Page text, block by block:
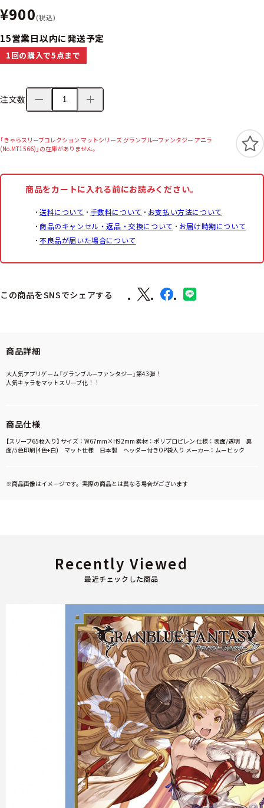
¥900(税込)
15営業日以内に発送予定
1回の購入で5点まで
注文数
「きゃらスリーブコレクション マットシリーズ グランブルーファンタジー アニラ
(No.MT1566)」の在庫がありません。
商品をカートに入れる前にお読みください。
送料について 手数料について
お支払い方法について
商品のキャンセル・返品・交換について
お届け時期について
不良品が届いた場合について
この商品をSNSでシェアする
商品詳細
大人気アプリゲーム『グランブルーファンタジー』第43弾！
人気キャラをマットスリーブ化！！
商品仕様
【スリーブ65枚入り】 サイズ：W67mm×H92mm 素材：ポリプロピレン 仕様：表面/透明 裏
面/5色印刷(4色+白) マット仕様 日本製 ヘッダー付きOP袋入り メーカー：ムービック
※商品画像はイメージです。実際の商品とは異なる場合がございます
最近チェックした商品
Recently Viewed